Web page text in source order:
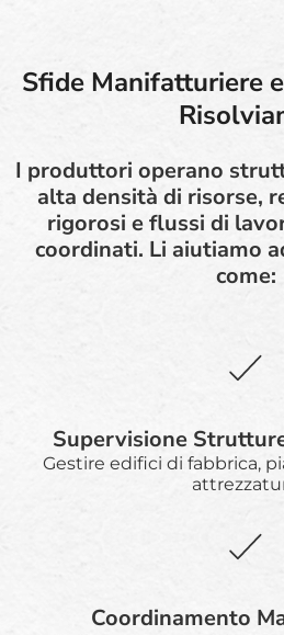
Sfide Manifatturiere
I produttori operano
alta densità di risorse,
rigorosi e flussi di
coordinati. Li aiutiamo
come:
Supervisione
Gestire edifici di fabbrica,
Coordinamento